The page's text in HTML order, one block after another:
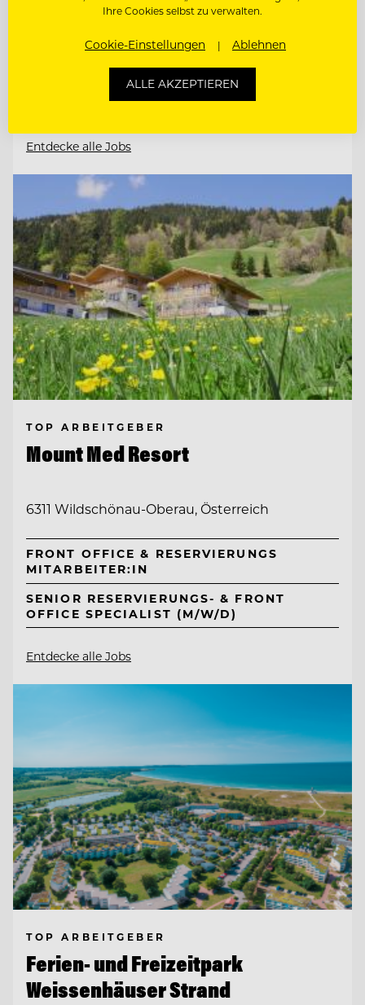
4170 St. Stefan-Afiesl, Österreich
Entdecke alle Jobs
TOP ARBEITGEBER
Mount Med Resort
6311 Wildschönau-Oberau, Österreich
FRONT OFFICE & RESERVIERUNGS
MITARBEITER:IN
SENIOR RESERVIERUNGS- & FRONT
OFFICE SPECIALIST (M/W/D)
Entdecke alle Jobs
TOP ARBEITGEBER
Ferien- und Freizeitpark
Weissenhäuser Strand
Ihre Cookies selbst zu verwalten.
Cookie-Einstellungen Ablehnen
ALLE AKZEPTIEREN